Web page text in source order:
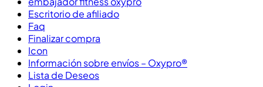
Escritorio de afiliado
Faq
Finalizar compra
Icon
Información sobre envíos – Oxypro®
Lista de Deseos